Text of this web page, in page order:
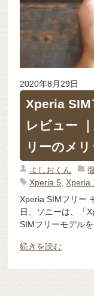
2020年8月29日
Xperia
レビュー
リーのメリ
よしおくん
Xperia 5 ,Xperia
Xperia SIMフリー
日、ソニーは、「
SIMフリーモデル
続きを読む